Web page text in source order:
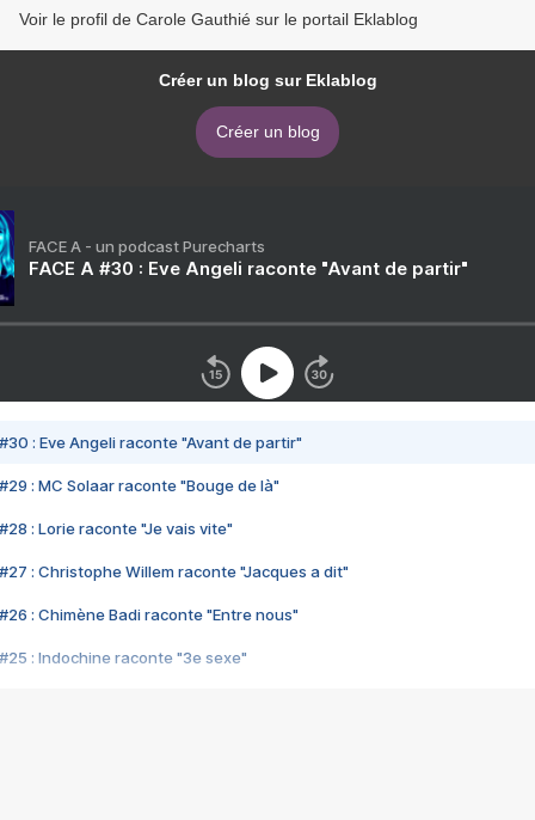
Voir le profil de Carole Gauthié sur le portail Eklablog
Créer un blog sur Eklablog
Créer un blog
FACE A - un podcast Purecharts
FACE A #30 : Eve Angeli raconte "Avant de partir"
#30 : Eve Angeli raconte "Avant de partir"
#29 : MC Solaar raconte "Bouge de là"
#28 : Lorie raconte "Je vais vite"
#27 : Christophe Willem raconte "Jacques a dit"
#26 : Chimène Badi raconte "Entre nous"
#25 : Indochine raconte "3e sexe"